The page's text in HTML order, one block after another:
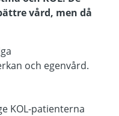
vård, men då
och egenvård.
KOL-patienterna